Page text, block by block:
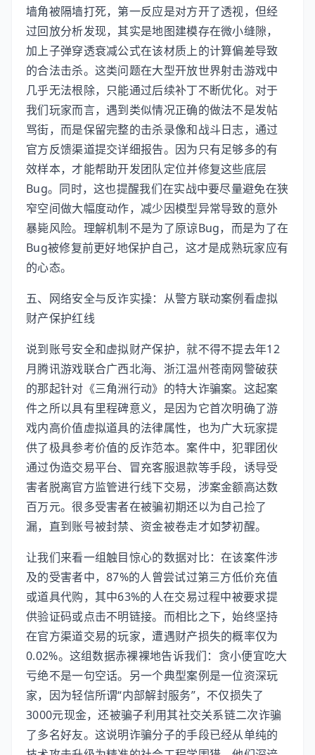
墙角被隔墙打死，第一反应是对方开了透视，但经
过回放分析发现，其实是地图建模存在微小缝隙，
加上子弹穿透衰减公式在该材质上的计算偏差导致
的合法击杀。这类问题在大型开放世界射击游戏中
几乎无法根除，只能通过后续补丁不断优化。对于
我们玩家而言，遇到类似情况正确的做法不是发帖
骂街，而是保留完整的击杀录像和战斗日志，通过
官方反馈渠道提交详细报告。因为只有足够多的有
效样本，才能帮助开发团队定位并修复这些底层
Bug。同时，这也提醒我们在实战中要尽量避免在狭
窄空间做大幅度动作，减少因模型异常导致的意外
暴毙风险。理解机制不是为了原谅Bug，而是为了在
Bug被修复前更好地保护自己，这才是成熟玩家应有
的心态。
五、网络安全与反诈实操：从警方联动案例看虚拟
财产保护红线
说到账号安全和虚拟财产保护，就不得不提去年12
月腾讯游戏联合广西北海、浙江温州苍南网警破获
的那起针对《三角洲行动》的特大诈骗案。这起案
件之所以具有里程碑意义，是因为它首次明确了游
戏内高价值虚拟道具的法律属性，也为广大玩家提
供了极具参考价值的反诈范本。案件中，犯罪团伙
通过伪造交易平台、冒充客服退款等手段，诱导受
害者脱离官方监管进行线下交易，涉案金额高达数
百万元。很多受害者在被骗初期还以为自己捡了
漏，直到账号被封禁、资金被卷走才如梦初醒。
让我们来看一组触目惊心的数据对比：在该案件涉
及的受害者中，87%的人曾尝试过第三方低价充值
或道具代购，其中63%的人在交易过程中被要求提
供验证码或点击不明链接。而相比之下，始终坚持
在官方渠道交易的玩家，遭遇财产损失的概率仅为
0.02%。这组数据赤裸裸地告诉我们：贪小便宜吃大
亏绝不是一句空话。另一个典型案例是一位资深玩
家，因为轻信所谓“内部解封服务”，不仅损失了
3000元现金，还被骗子利用其社交关系链二次诈骗
了多名好友。这说明诈骗分子的手段已经从单纯的